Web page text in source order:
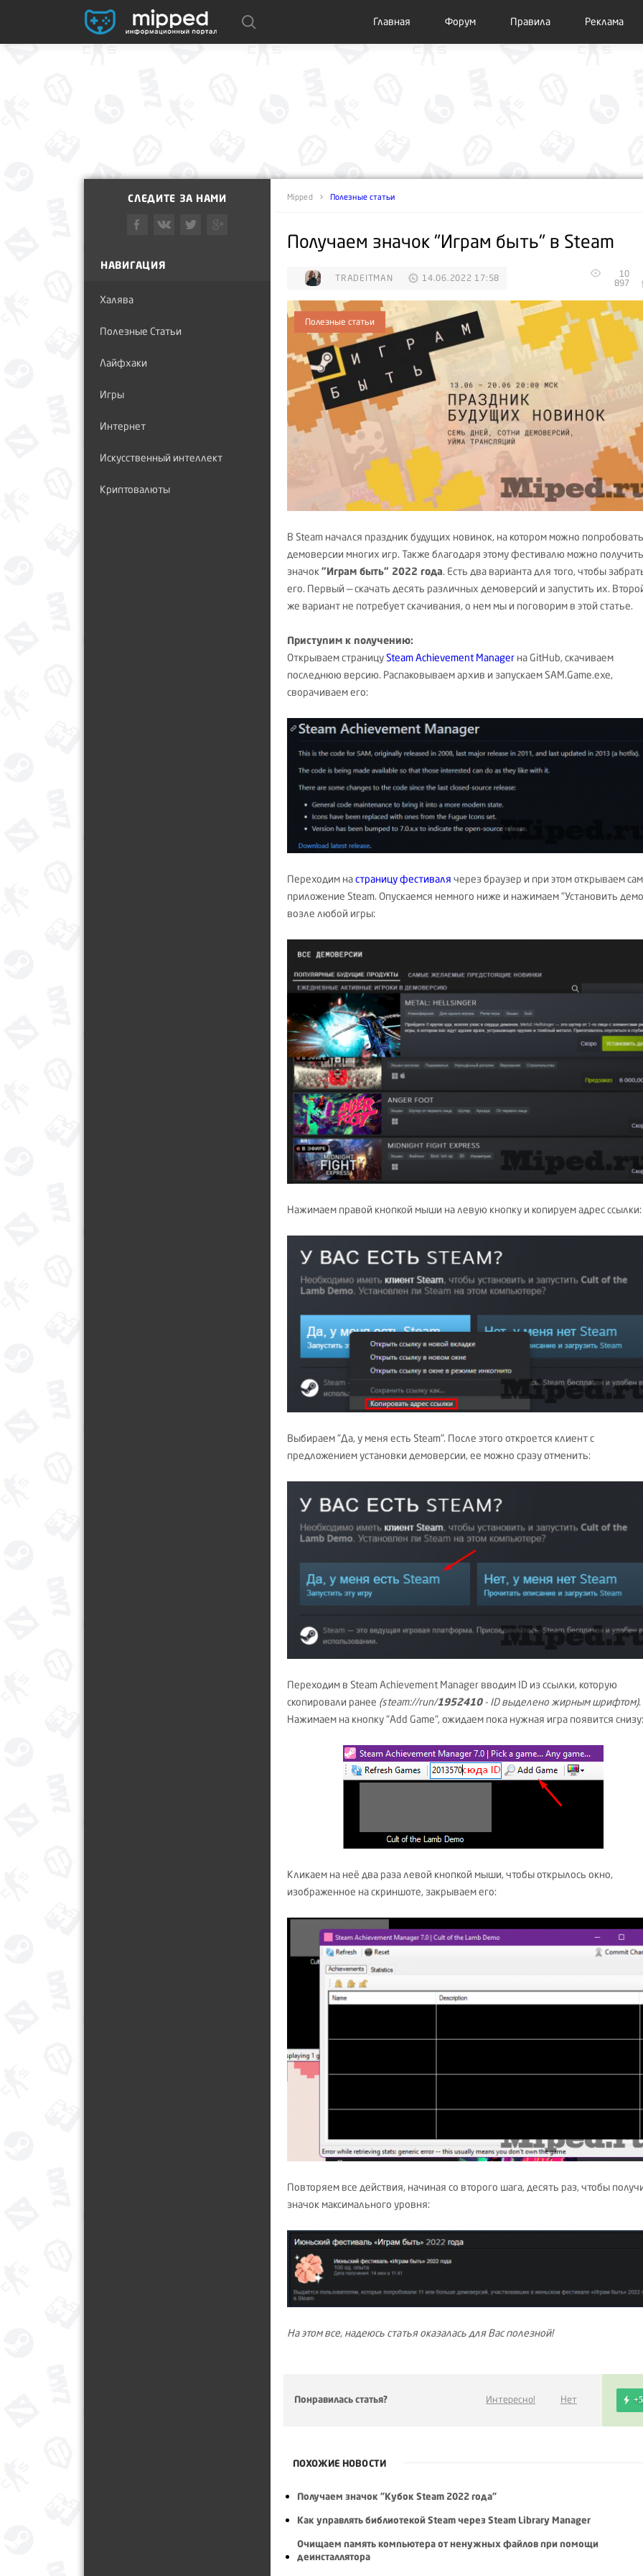
Главная Форум Правила Реклама
СЛЕДИТЕ ЗА НАМИ
НАВИГАЦИЯ
Халява
Полезные Статьи
Лайфхаки
Игры
Интернет
Искусственный интеллект
Криптовалюты
Mipped Полезные статьи
Получаем значок "Играм быть" в Steam
TRADEITMAN 14.06.2022 17:58
10
897
Полезные статьи
В Steam начался праздник будущих новинок, на котором можно попробовать
демоверсии многих игр. Также благодаря этому фестивалю можно получить
значок"Играм быть" 2022 года. Есть два варианта для того, чтобы
его. Первый — скачать десять различных демоверсий и запустить их.
же вариант не потребует скачивания, о нем мы и поговорим в этой статье.
Приступим к получению:
Открываем страницуSteam Achievement Manager на GitHub, скачиваем
последнюю версию. Распаковываем архив и запускаем SAM.Game.exe,
сворачиваем его:
Переходим настраницу фестиваля через браузер и при этом открываем
приложение Steam. Опускаемся немного ниже и нажимаем "Установить
возле любой игры:
Нажимаем правой кнопкой мыши на левую кнопку и копируем адрес ссылки:
Выбираем "Да, у меня есть Steam". После этого откроется клиент с
предложением установки демоверсии, ее можно сразу отменить:
Переходим в Steam Achievement Manager вводим ID из ссылки, которую
скопировали ранее (steam://run/1952410- ID выделено жирным шрифтом).
Нажимаем на кнопку "Add Game", ожидаем пока нужная игра появится снизу:
Кликаем на неё два раза левой кнопкой мыши, чтобы открылось окно,
изображенное на скриншоте, закрываем его:
Повторяем все действия, начиная со второго шага, десять раз, чтобы
значок максимального уровня:
На этом все, надеюсь статья оказалась для Вас полезной!
Понравилась статья? Интересно! Нет +5
ПОХОЖИЕ НОВОСТИ
Получаем значок "Кубок Steam 2022 года"
Как управлять библиотекой Steam через Steam Library Manager
Очищаем память компьютера от ненужных файлов при помощи
деинсталлятора